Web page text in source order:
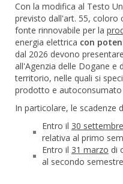
Con la modifica al Testo
previsto dall'art. 55, coloro
fonte rinnovabile per la
energia elettrica con
dal 2026 devono presentare
all'Agenzia delle Dogane
territorio, nelle quali si
prodotto e
In particolare, le scadenze
Entro il 30 settembre
relativa al primo
Entro il 31 marzo di
al secondo